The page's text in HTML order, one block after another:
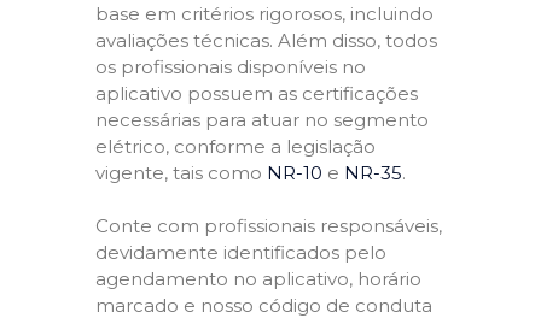
base em critérios rigorosos, incluindo
avaliações técnicas. Além disso, todos
os profissionais disponíveis no
aplicativo possuem as certificações
necessárias para atuar no segmento
elétrico, conforme a legislação
vigente, tais como NR-10 e NR-35.
Conte com profissionais responsáveis,
devidamente identificados pelo
agendamento no aplicativo, horário
marcado e nosso código de conduta